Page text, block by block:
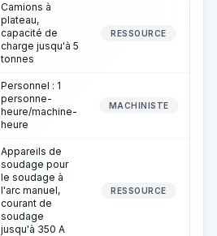
Camions à
plateau,
capacité de
charge jusqu'à 5
tonnes
RESSOURCE
Personnel : 1
personne-
heure/machine-
heure
MACHINISTE
Appareils de
soudage pour
le soudage à
l'arc manuel,
courant de
soudage
jusqu'à 350 A
RESSOURCE